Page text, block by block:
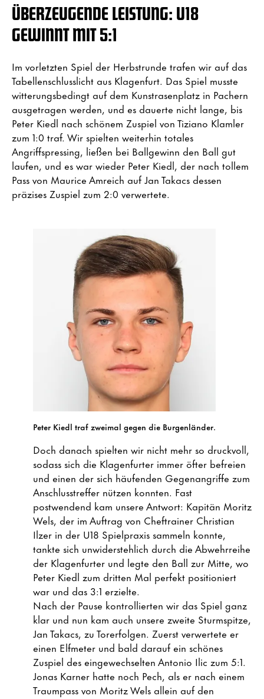
ÜBERZEUGENDE LEISTUNG: U18
GEWINNT MIT 5:1
Im vorletzten Spiel der Herbstrunde trafen wir auf das
Tabellenschlusslicht aus Klagenfurt. Das Spiel musste
witterungsbedingt auf dem Kunstrasenplatz in Pachern
ausgetragen werden, und es dauerte nicht lange, bis
Peter Kiedl nach schönem Zuspiel von Tiziano Klamler
zum 1:0 traf. Wir spielten weiterhin totales
Angriffspressing, ließen bei Ballgewinn den Ball gut
laufen, und es war wieder Peter Kiedl, der nach tollem
Pass von Maurice Amreich auf Jan Takacs dessen
präzises Zuspiel zum 2:0 verwertete.
Peter Kiedl traf zweimal gegen die Burgenländer.
Doch danach spielten wir nicht mehr so druckvoll,
sodass sich die Klagenfurter immer öfter befreien
und einen der sich häufenden Gegenangriffe zum
Anschlusstreffer nützen konnten. Fast
postwendend kam unsere Antwort: Kapitän Moritz
Wels, der im Auftrag von Cheftrainer Christian
Ilzer in der U18 Spielpraxis sammeln konnte,
tankte sich unwiderstehlich durch die Abwehrreihe
der Klagenfurter und legte den Ball zur Mitte, wo
Peter Kiedl zum dritten Mal perfekt positioniert
war und das 3:1 erzielte.
Nach der Pause kontrollierten wir das Spiel ganz
klar und nun kam auch unsere zweite Sturmspitze,
Jan Takacs, zu Torerfolgen. Zuerst verwertete er
einen Elfmeter und bald darauf ein schönes
Zuspiel des eingewechselten Antonio Ilic zum 5:1.
Jonas Karner hatte noch Pech, als er nach einem
Traumpass von Moritz Wels allein auf den